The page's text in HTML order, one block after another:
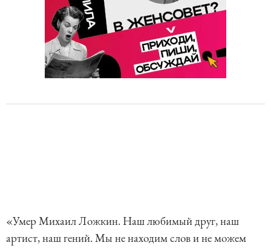
«Умер Михаил Ложкин. Наш любимый друг, наш
артист, наш гений. Мы не находим слов и не можем